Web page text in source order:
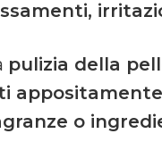
pulizia della
appositamente
o